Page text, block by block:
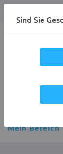
Mein
Sind Sie